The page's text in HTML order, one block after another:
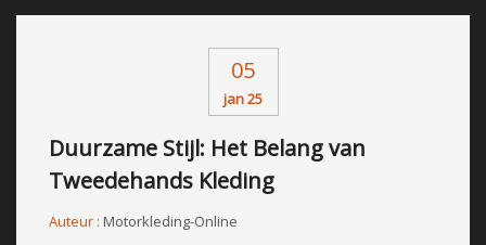
05
jan 25
Duurzame Stijl: Het Belang van
Tweedehands Kleding
Auteur : Motorkleding-Online